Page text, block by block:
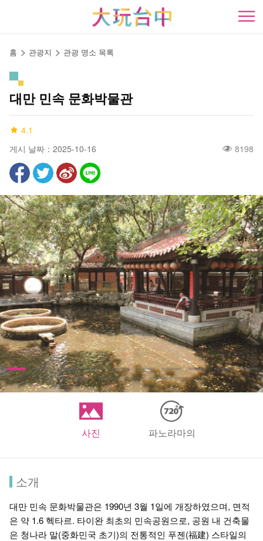
開
홈 관광지 관광 명소 목록
대만 민속 문화박물관
4.1
게시 날짜：2025-10-16
8198
사진 파노라마의
소개
대만 민속 문화박물관은 1990년 3월 1일에 개장하였으며, 면적
은 약 1.6 헥타르. 타이완 최초의 민속공원으로, 공원 내 건축물
은 청나라 말(중화민국 초기)의 전통적인 푸젠(福建) 스타일의